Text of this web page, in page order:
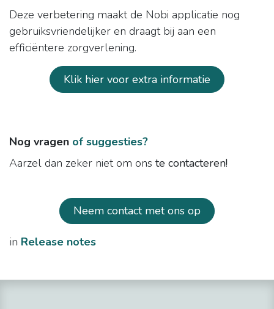
Deze verbetering maakt de Nobi applicatie nog
gebruiksvriendelijker en draagt bij aan een
efficiëntere zorgverlening.
Klik hier voor extra informatie
Nog vragen of suggesties?
Aarzel dan zeker niet om ons te contacteren!
Neem contact met ons op
in ​Release notes